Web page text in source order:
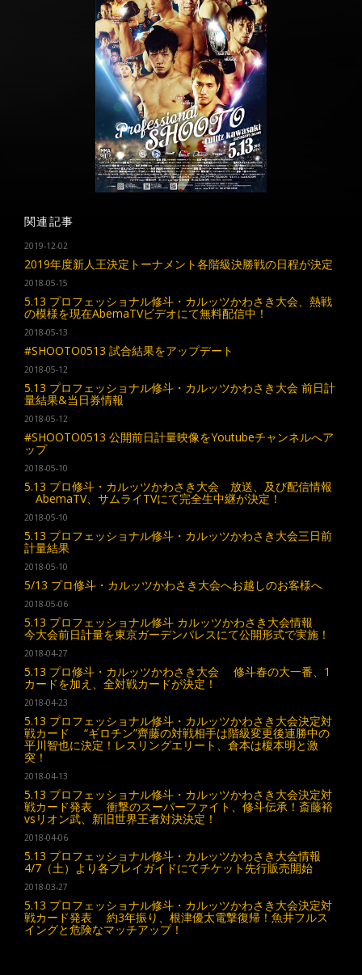
関連記事
2019-12-02
2019年度新人王決定トーナメント各階級決勝戦の日程が決定
2018-05-15
5.13 プロフェッショナル修斗・カルッツかわさき大会、熱戦
の模様を現在AbemaTVビデオにて無料配信中！
2018-05-13
#SHOOTO0513 試合結果をアップデート
2018-05-12
5.13 プロフェッショナル修斗・カルッツかわさき大会 前日計
量結果&当日券情報
2018-05-12
#SHOOTO0513 公開前日計量映像をYoutubeチャンネルへア
ップ
2018-05-10
5.13 プロ修斗・カルッツかわさき大会 放送、及び配信情報
AbemaTV、サムライTVにて完全生中継が決定！
2018-05-10
5.13 プロフェッショナル修斗・カルッツかわさき大会三日前
計量結果
2018-05-10
5/13 プロ修斗・カルッツかわさき大会へお越しのお客様へ
2018-05-06
5.13 プロフェッショナル修斗 カルッツかわさき大会情報
今大会前日計量を東京ガーデンパレスにて公開形式で実施！
2018-04-27
5.13 プロ修斗・カルッツかわさき大会 修斗春の大一番、1
カードを加え、全対戦カードが決定！
2018-04-23
5.13 プロフェッショナル修斗・カルッツかわさき大会決定対
戦カード “ギロチン”齊藤の対戦相手は階級変更後連勝中の
平川智也に決定！レスリングエリート、倉本は榎本明と激
突！
2018-04-13
5.13 プロフェッショナル修斗・カルッツかわさき大会決定対
戦カード発表 衝撃のスーパーファイト、修斗伝承！斎藤裕
vsリオン武、新旧世界王者対決決定！
2018-04-06
5.13 プロフェッショナル修斗・カルッツかわさき大会情報
4/7（土）より各プレイガイドにてチケット先行販売開始
2018-03-27
5.13 プロフェッショナル修斗・カルッツかわさき大会決定対
戦カード発表 約3年振り、根津優太電撃復帰！魚井フルス
イングと危険なマッチアップ！